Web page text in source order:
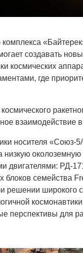
создавать
космических
где
взаимодействие
носителя
двигателями: РД-
блоков семейства
решении широкого
перспективы для